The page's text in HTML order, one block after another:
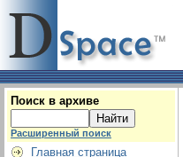
Поиск в архиве
Расширенный поиск
Главная страница